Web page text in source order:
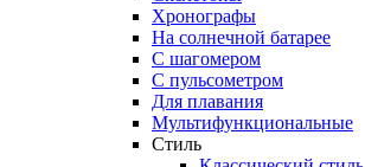
Хронографы
На солнечной батарее
С шагомером
С пульсометром
Для плавания
Мультифункциональные
Стиль